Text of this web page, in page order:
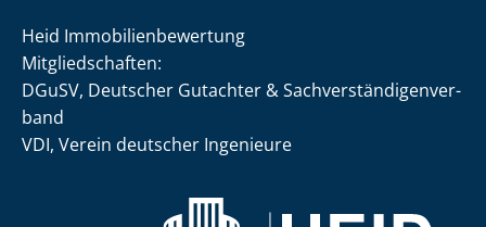
Heid Im­mo­bi­li­en­be­wer­tung
Mit­glied­schaf­ten:
DGuSV, Deutscher Gutachter & Sach­ver­stän­di­gen­ver­
band
VDI, Verein deutscher Ingenieure